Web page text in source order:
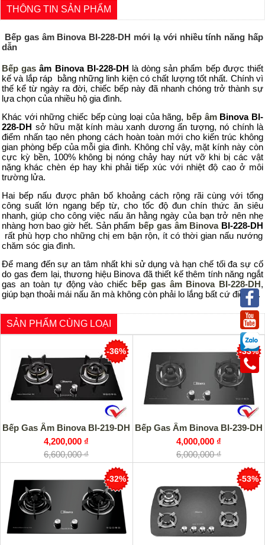
THÔNG TIN SẢN PHẨM
Bếp gas âm Binova BI-228-DH mới lạ với nhiều tính năng hấp
dẫn
Bếpgas âm Binova BI-228-DH là dòng sản phẩm bếp được thiết
kế và lắp ráp bằng những linh kiện có chất lượng tốt nhất. Chính vì
thế kể từ ngày ra đời, chiếc bếp này đã nhanh chóng trở thành sự
lựa chọn của nhiều hộ gia đình.
Khác với những chiếc bếp cùng loại của hãng, bếp âm Binova BI-
228-DH sở hữu mặt kính màu xanh dương ấn tượng, nó chính là
điểm nhấn tạo nên phong cách hoàn toàn mới cho kiến trúc không
gian phòng bếp của mỗi gia đình. Không chỉ vậy, mặt kính này còn
cực kỳ bền, 100% không bị nóng chảy hay nứt vỡ khi bị các vật
nặng khác chèn ép hay khi phải tiếp xúc với nhiệt độ cao ở môi
trường lửa.
Hai bếp nấu được phân bố khoảng cách rộng rãi cùng với tổng
công suất lớn ngang bếp từ, cho tốc độ đun chín thức ăn siêu
nhanh, giúp cho công việc nấu ăn hằng ngày của bạn trở nên nhẹ
nhàng hơn bao giờ hết. Sản phẩm bếp gas âm BinovaBI-228-DH
rất phù hợp cho những chị em bận rộn, ít có thời gian nấu nướng
chăm sóc gia đình.
Để mang đến sự an tâm nhất khi sử dụng và hạn chế tối đa sự cố
do gas đem lại, thương hiệu Binova đã thiết kế thêm tính năng ngắt
gas an toàn tự động vào chiếc bếp gas âm Binova BI-228-DH,
giúp bạn thoải mái nấu ăn mà không còn phải lo lắng bất cứ điều gì.
SẢN PHẨM CÙNG LOẠI
Bếp Gas Âm Binova BI-219-DH
4,200,000 ₫
6,600,000 ₫
-36%
Bếp Gas Âm Binova BI-239-DH
4,000,000 ₫
6,000,000 ₫
-33%
-32% -53%